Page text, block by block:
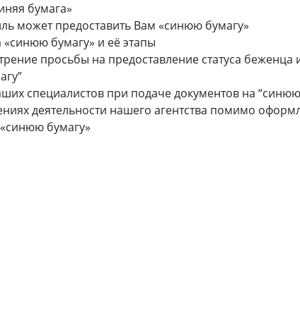
бумага»
может предоставить Вам «синюю бумагу»
бумагу» и её этапы
просьбы на предоставление статуса беженца
специалистов при подаче документов на “синюю
деятельности нашего агентства помимо
бумагу»